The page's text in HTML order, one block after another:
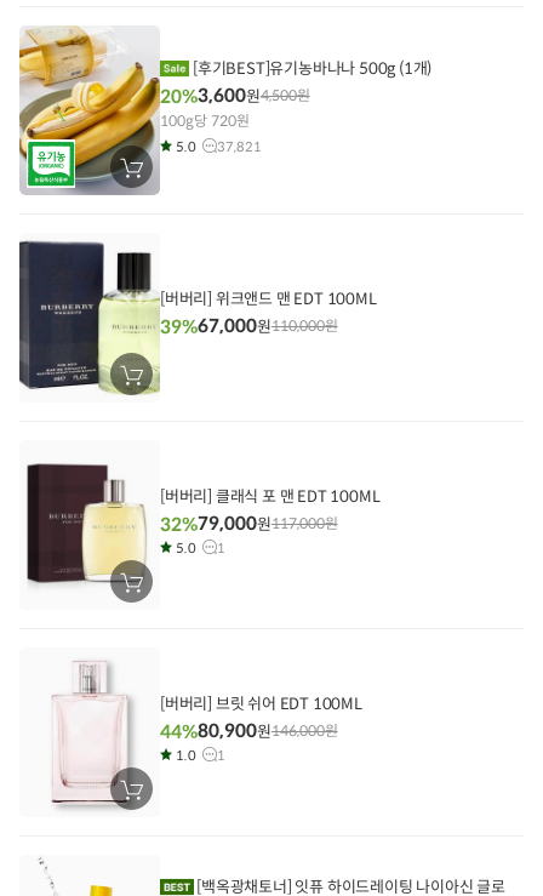
기
장
바
담
[후기BEST]유기농바나나 500g (1개)
20%3,600원4,500원
100g당 720원
5.0 37,821
장
바
[버버리] 위크앤드 맨 EDT 100ML
39%67,000원110,000원
장
바
[버버리] 클래식 포 맨 EDT 100ML
32%79,000원117,000원
5.0 1
장
바
[버버리] 브릿 쉬어 EDT 100ML
44%80,900원146,000원
1.0 1